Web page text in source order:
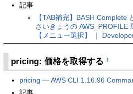
記事
【TAB補完】BASH Complete
さいきょうの AWS_PROFILE
【メニュー選択】 ｜
pricing: 価格を取得する†
pricing — AWS CLI 1.16.96